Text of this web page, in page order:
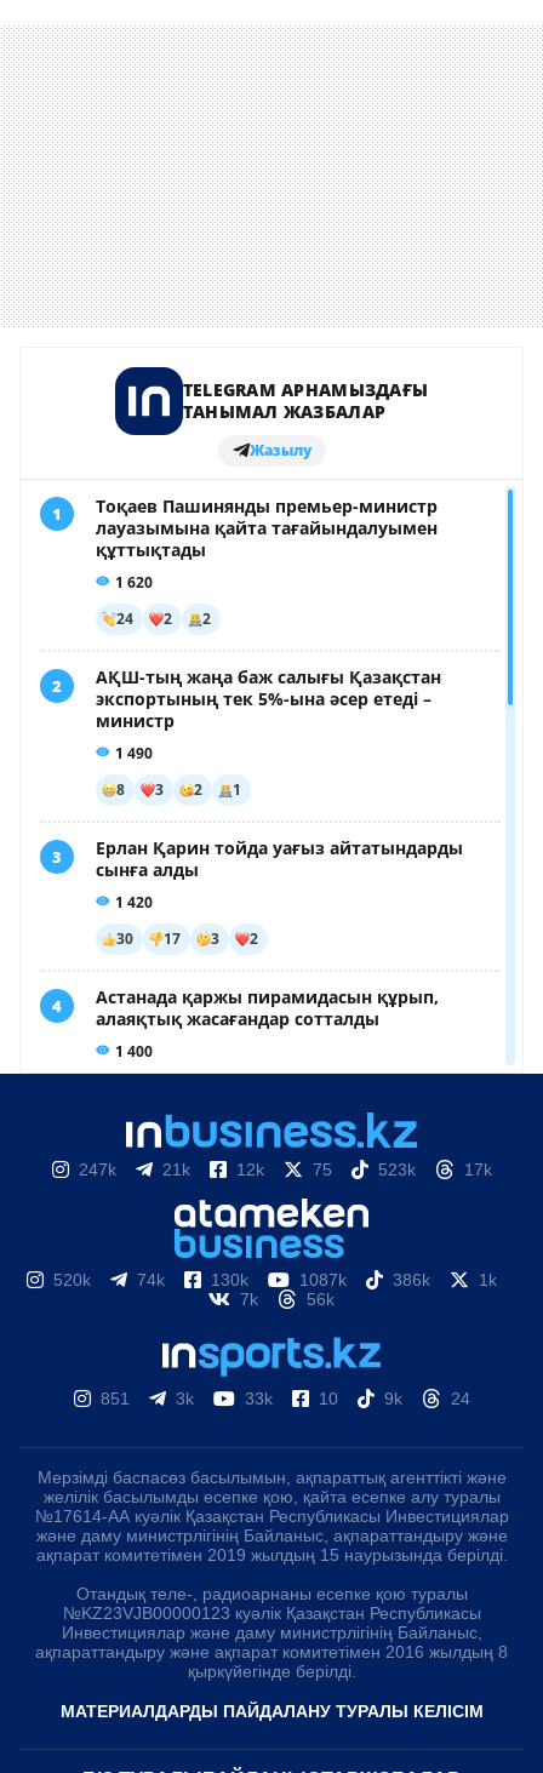
247k 21k 12k 75 523k 17k
520k 74k 130k 1087k 386k
1k
7k
56k
851 3k 33k 10 9k 24
Мерзімді баспасөз басылымын, ақпараттық агенттікті және
желілік басылымды есепке қою, қайта есепке алу туралы
№17614-АА куәлік Қазақстан Республикасы Инвестициялар
және даму министрлігінің Байланыс, ақпараттандыру және
ақпарат комитетімен 2019 жылдың 15 наурызында берілді.
Отандық теле-, радиоарнаны есепке қою туралы
№KZ23VJB00000123 куәлік Қазақстан Республикасы
Инвестициялар және даму министрлігінің Байланыс,
ақпараттандыру және ақпарат комитетімен 2016 жылдың 8
қыркүйегінде берілді.
МАТЕРИАЛДАРДЫ ПАЙДАЛАНУ ТУРАЛЫ КЕЛІСІМ